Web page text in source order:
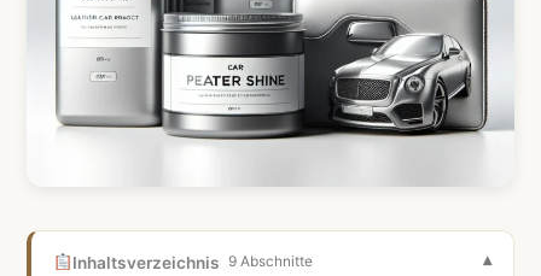
Inhaltsverzeichnis 9 Abschnitte